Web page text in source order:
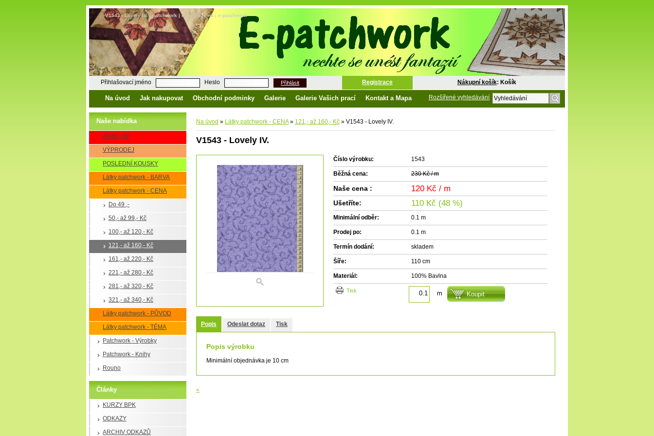
V1543 - Lovely IV. | patchwork | látky | bavlna | e-patchwork
Přihlašovací jméno Heslo Přihlásit Registrace Nákupní košík: Košík
Na úvod Jak nakupovat Obchodní podminky Galerie Galerie Vašich prací Kontakt a Mapa Rozšířené vyhledávání
Naše nabídka
ZA 80,- Kč
VÝPRODEJ
POSLEDNÍ KOUSKY
Látky patchwork - BARVA
Látky patchwork - CENA
Do 49 ,-
50,- až 99,- Kč
100,- až 120,- Kč
121,- až 160,- Kč
161,- až 220,- Kč
221,- až 280,- Kč
281,- až 320,- Kč
321,- až 340,- Kč
Látky patchwork - PŮVOD
Látky patchwork - TÉMA
Patchwork - Výrobky
Patchwork - Knihy
Rouno
Články
KURZY BPK
ODKAZY
ARCHIV ODKAZŮ
Na úvod » Látky patchwork - CENA » 121,- až 160,- Kč » V1543 - Lovely IV.
V1543 - Lovely IV.
Číslo výrobku: 1543
Běžná cena: 230 Kč / m
Naše cena : 120 Kč / m
Ušetříte: 110 Kč (48 %)
Minimální odběr: 0.1 m
Prodej po: 0.1 m
Termín dodání: skladem
Šíře: 110 cm
Materiál: 100% Bavlna
tisk m
Popis Odeslat dotaz Tisk
Popis výrobku
Minimální objednávka je 10 cm
«